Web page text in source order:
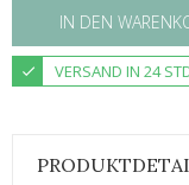
IN DEN
VERSAND IN 24